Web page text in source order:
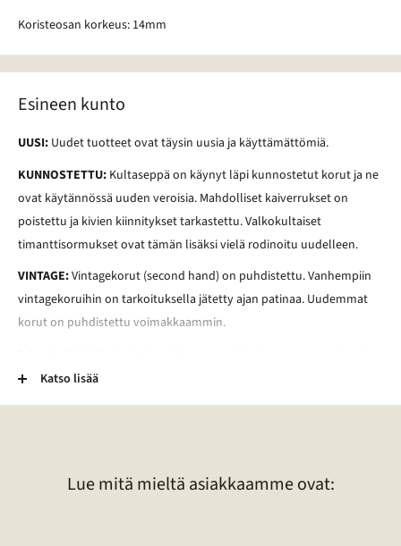
Koristeosan korkeus: 14mm
Esineen kunto
UUSI: Uudet tuotteet ovat täysin uusia ja käyttämättömiä.
KUNNOSTETTU: Kultaseppä on käynyt läpi kunnostetut korut ja ne
ovat käytännössä uuden veroisia. Mahdolliset kaiverrukset on
poistettu ja kivien kiinnitykset tarkastettu. Valkokultaiset
timanttisormukset ovat tämän lisäksi vielä rodinoitu uudelleen.
VINTAGE:Vintagekorut (second hand) on puhdistettu. Vanhempiin
vintagekoruihin on tarkoituksella jätetty ajan patinaa. Uudemmat
korut on puhdistettu voimakkaammin.
Esineessä voi esimerkiksi olla kaiverrus, vääntymä, painauma tai
tummentuma. Pronssikoruissa voi esimerkiksi olla kulunut
Katso lisää
Lue mitä mieltä asiakkaamme ovat: